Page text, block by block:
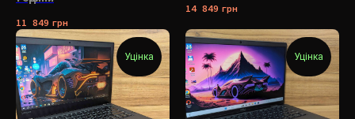
11 849 грн
14 849 грн
Уцінка Уцінка